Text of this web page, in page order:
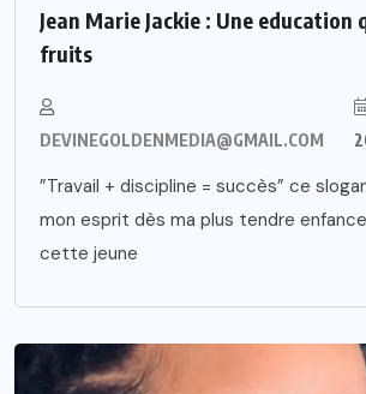
Jean Marie Jackie : Une education
fruits
DEVINEGOLDENMEDIA@GMAIL.COM
”Travail + discipline = succès” ce
mon esprit dès ma plus tendre
cette jeune